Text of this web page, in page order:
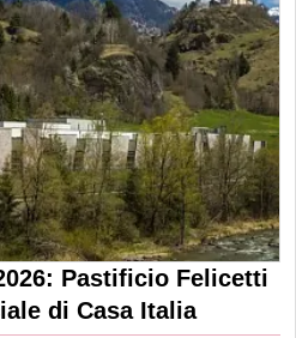
Pastificio Felicetti
di Casa Italia